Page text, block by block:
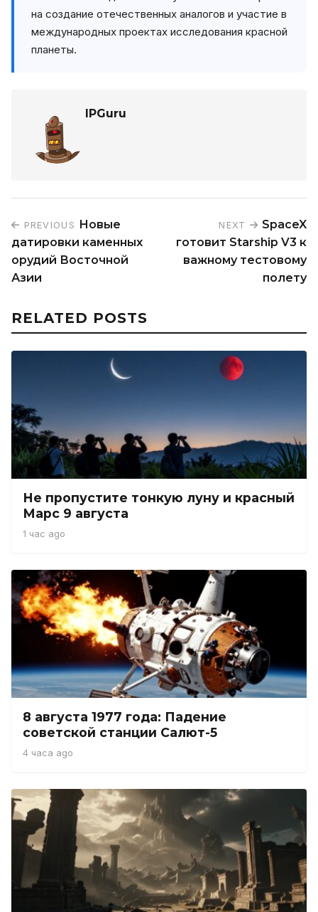
на создание отечественных аналогов и участие в
международных проектах исследования красной
планеты.
IPGuru
PREVIOUS Новые
датировки каменных
орудий Восточной
Азии
NEXT
SpaceX
готовит Starship V3 к
важному тестовому
полету
RELATED POSTS
Не пропустите тонкую луну и красный
Марс 9 августа
1 час ago
8 августа 1977 года: Падение
советской станции Салют-5
4 часа ago